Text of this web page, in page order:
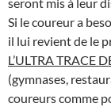
Si le coureur a
il lui revient de le
L’ULTRA TRACE
(gymnases,
coureurs comme